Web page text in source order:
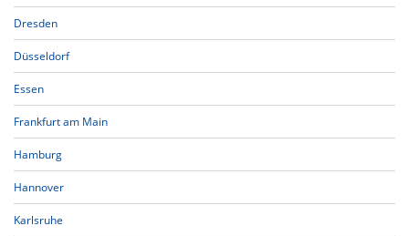
Dresden
Düsseldorf
Essen
Frankfurt am Main
Hamburg
Hannover
Karlsruhe